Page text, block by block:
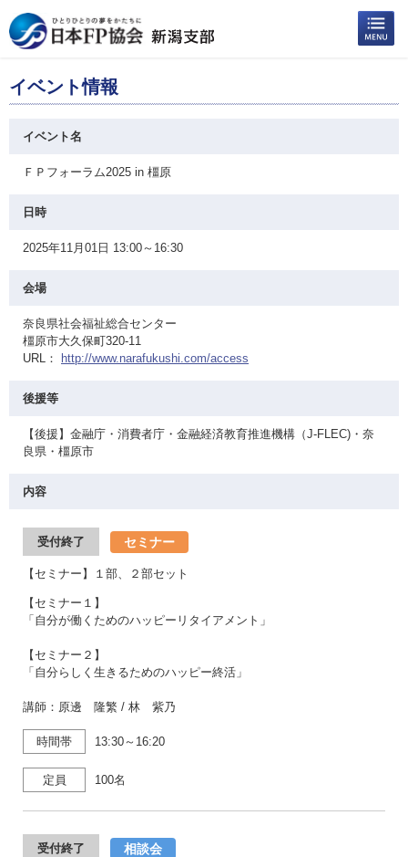
イベント情報
イベント名
ＦＰフォーラム2025 in 橿原
日時
2025年11月01日 13:00～16:30
会場
奈良県社会福祉総合センター
橿原市大久保町320-11
URL：
http://www.narafukushi.com/access
後援等
【後援】金融庁・消費者庁・金融経済教育推進機構（J-FLEC)・奈
良県・橿原市
内容
受付終了 セミナー
【セミナー】１部、２部セット
【セミナー１】
「自分が働くためのハッピーリタイアメント」
【セミナー２】
「自分らしく生きるためのハッピー終活」
講師：原邊 隆繁 / 林 紫乃
時間帯 13:30～16:20
定員 100名
受付終了 相談会